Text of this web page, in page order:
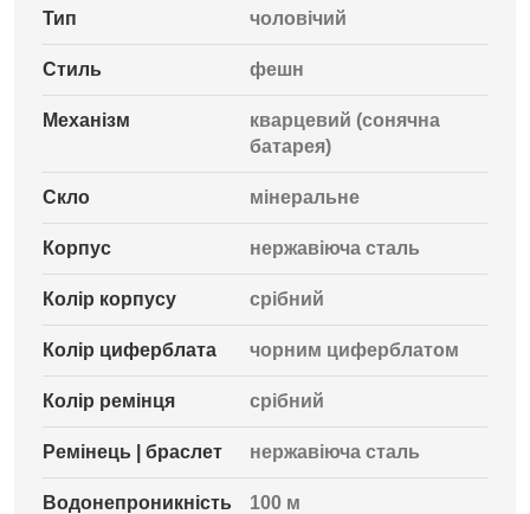
Тип чоловічий
Стиль фешн
Механізм
кварцевий (сонячна
батарея)
Скло мінеральне
Корпус нержавіюча сталь
Колір корпусу срібний
Колір циферблата чорним циферблатом
Колір ремінця срібний
Ремінець | браслет нержавіюча сталь
Водонепроникність 100 м